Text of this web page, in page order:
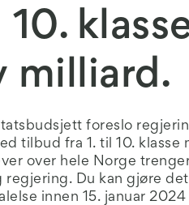
10.
milliard.
foreslo
tilbud fra 1. til 10. klasse
over hele Norge
regjering. Du kan gjøre
innen 15. januar 2024